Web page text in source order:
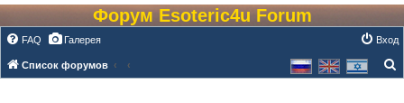
Форум Esoteric4u Forum
FAQ Галерея Вход
Список форумов